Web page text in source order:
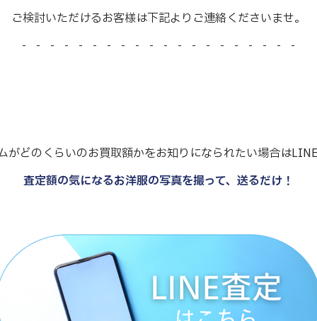
ご検討いただけるお客様は下記よりご連絡くださいませ。
- - - - - - - - - - - - - - - - - - - -
がどのくらいのお買取額かをお知りになられたい場合はLINE
査定額の気になるお洋服の写真を撮って、送るだけ！